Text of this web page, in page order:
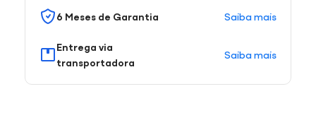
6 Meses de Garantia Saiba mais
Entrega via
transportadora
Saiba mais